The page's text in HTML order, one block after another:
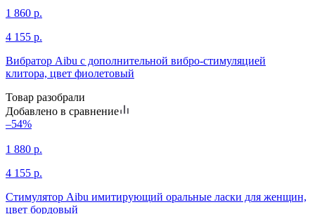
1 860 р.
4 155 р.
Вибратор Aibu с дополнительной вибро-стимуляцией
клитора, цвет фиолетовый
Товар разобрали
Добавлено в сравнение
–54%
1 880 р.
4 155 р.
Стимулятор Aibu имитирующий оральные ласки для женщин,
цвет бордовый